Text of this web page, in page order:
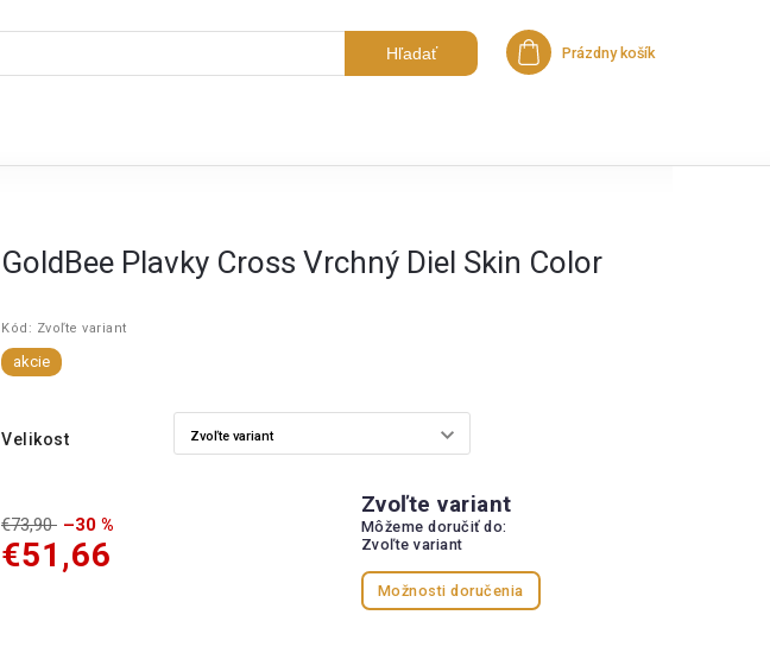
Hľadať Nákupný košík
Prázdny košík
GoldBee Plavky Cross Vrchný Diel Skin Color
Kód: Zvoľte variant
akcie
Velikost
€73,90 –30 %
€51,66
Zvoľte variant
Môžeme doručiť do:
Zvoľte variant
Možnosti doručenia